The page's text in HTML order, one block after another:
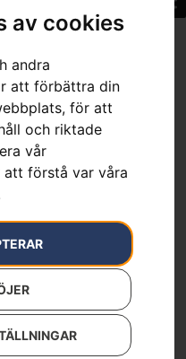
av cookies
andra
att förbättra din
för att
och riktade
vår
förstå var våra